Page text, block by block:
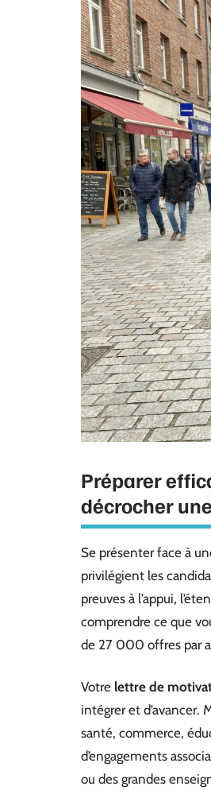
Préparer
décrocher
Se présenter face à
privilégient les
preuves à l’appui,
comprendre ce que
de 27 000 offres par
Votre lettre de
intégrer et d’avancer.
santé, commerce,
d’engagements
ou des grandes